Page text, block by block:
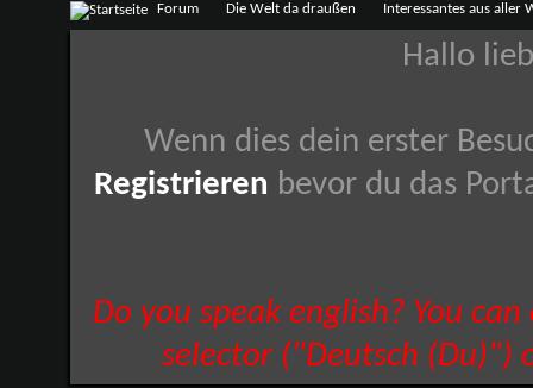
Forum Die Welt da draußen Interessantes aus aller
Hallo
Wenn dies dein erster
Registrieren bevor du das
Do you speak english? You
selector ("Deutsch (Du)")